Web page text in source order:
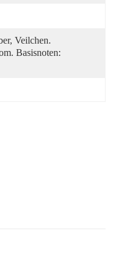
Veilchen.
Basisnoten: